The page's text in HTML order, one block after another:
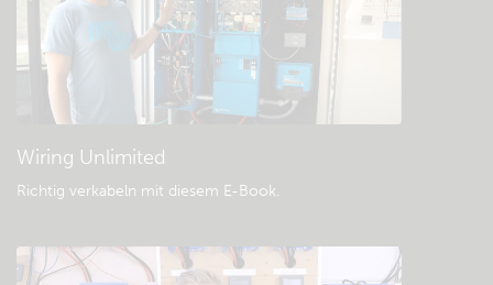
Community
Allgemeine Downloads & Dokumentation
Wiring Unlimited
Richtig verkabeln mit diesem E-Book.